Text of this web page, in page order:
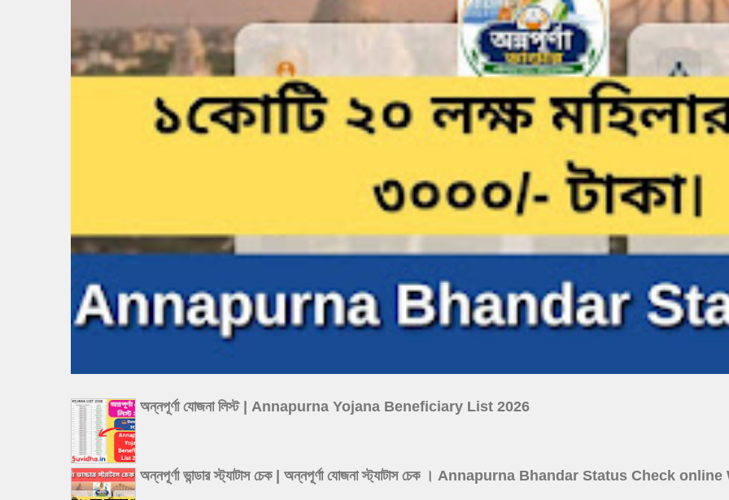
অন্নপূর্ণা যোজনা লিস্ট | Annapurna Yojana Beneficiary List 2026
অন্নপূর্ণা ভান্ডার স্ট্যাটাস চেক | অন্নপূর্ণা যোজনা স্ট্যাটাস চেক । Annapurna Bhandar Status Check